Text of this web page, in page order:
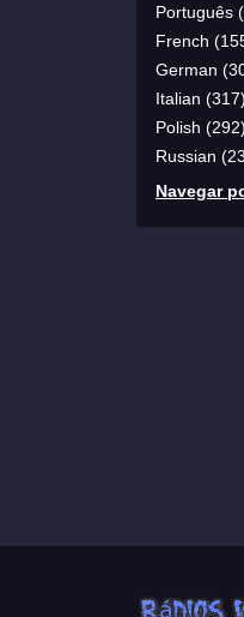
Português
French
German
Italian (317)
Polish (292)
Russian
Navegar